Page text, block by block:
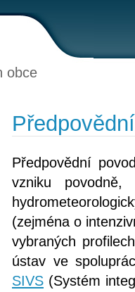
obce
Předpovědní
vzniku
(zejména o
vybraných
ústav ve
SIVS (Systém